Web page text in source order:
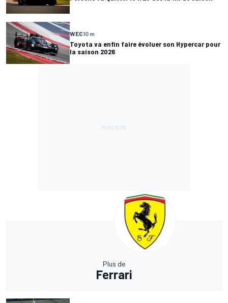
WEC10 m
Toyota va enfin faire évoluer son Hypercar pour
la saison 2026
Plus de
Ferrari